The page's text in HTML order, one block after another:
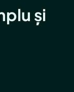
și